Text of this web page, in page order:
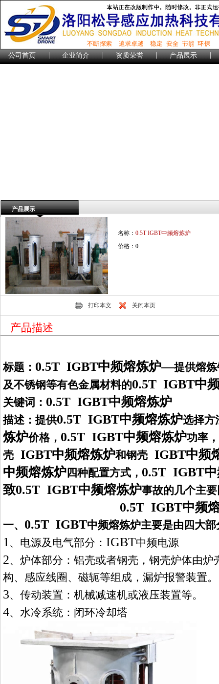
公司首页 | 企业简介 | 资质荣誉 | 产品展示 |
产品展示
名称： 0.5T IGBT中频熔炼炉
价格：0
打印本文 关闭本页
产品描述
标题： 0.5T IGBT中频熔炼炉—提供熔炼
及不锈钢等有色金属材料的0.5T IGBT中
关键词： 0.5T IGBT中频熔炼炉
描述：提供0.5T IGBT中频熔炼炉选择方
炼炉价格， 0.5T IGBT中频熔炼炉功率
壳 IGBT中频熔炼炉和钢壳 IGBT中频
中频熔炼炉 四种配置方式， 0.5T IGBT
致0.5T IGBT中频熔炼炉事故的几个主
0.5T IGBT中频
一、 0.5T IGBT中频熔炼炉主要是由四大
1、电源及电气部分： IGBT中频电源
2、炉体部分： 铝壳或者钢壳，钢壳炉体由炉
构、感应线圈、磁轭等组成，漏炉报警装置。
3、传动装置：机械减速机或液压装置等。
4、水冷系统： 闭环冷却塔